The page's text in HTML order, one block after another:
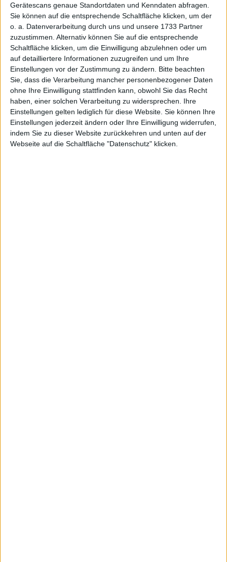
Gerätescans genaue Standortdaten und Kenndaten abfragen.
Sie können auf die entsprechende Schaltfläche klicken, um der
o. a. Datenverarbeitung durch uns und unsere 1733 Partner
zuzustimmen. Alternativ können Sie auf die entsprechende
Schaltfläche klicken, um die Einwilligung abzulehnen oder um
auf detailliertere Informationen zuzugreifen und um Ihre
Einstellungen vor der Zustimmung zu ändern. Bitte beachten
Sie, dass die Verarbeitung mancher personenbezogener Daten
ohne Ihre Einwilligung stattfinden kann, obwohl Sie das Recht
haben, einer solchen Verarbeitung zu widersprechen. Ihre
Einstellungen gelten lediglich für diese Website. Sie können Ihre
Einstellungen jederzeit ändern oder Ihre Einwilligung widerrufen,
indem Sie zu dieser Website zurückkehren und unten auf der
Webseite auf die Schaltfläche "Datenschutz" klicken.
CHART-CHECK: MARKET MOVERS
Deutlicher Schub nach oben Höhere Prognose wirkt